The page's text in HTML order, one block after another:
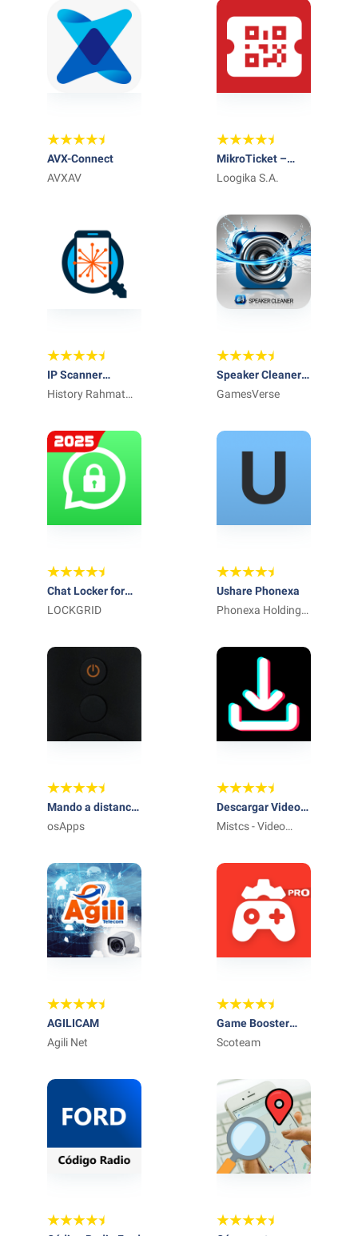
Ltd
AVX-Connect
AVXAV
MikroTicket –
vender su WiFi
Loogika S.A.
IP Scanner
Advanced
History Rahmat
Speaker Cleaner:
Sound Booster
GamesVerse
Chat Locker for
WhatsApp
LOCKGRID
Ushare Phonexa
Phonexa Holdings,
Mando a distancia
Xiaomi Mibox
osApps
Descargar Videos
de TikTok
Mistcs - Video
Video Player
AGILICAM
Agili Net
Game Booster
Pro: Turbo Mode
Scoteam